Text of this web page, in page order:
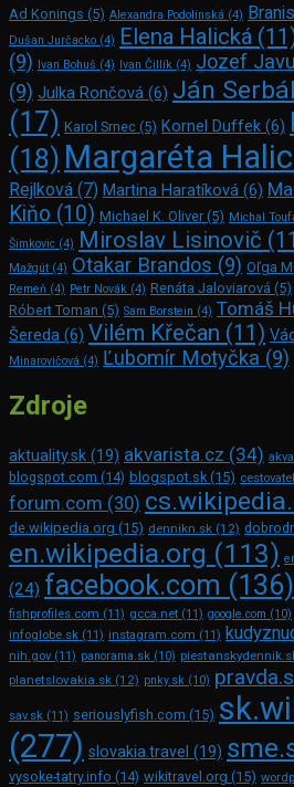
Ad Konings (5) Alexandra Podolinská (4)
Dušan Jurčacko (4) Elena Halická
(9) Ivan Bohuš (4) Ivan Čillík (4) Jozef
(9) Julka Rončová (6) Ján
(17) Karol Srnec (5) Kornel Duffek (6)
(18) Margaréta
Rejlková (7) Martina Haratíková (6)
Kiňo (10) Michael K. Oliver (5) Michal
Šimkovic (4) Miroslav Lisinovič
Mažgút (4) Otakar Brandos (9) Oľga
Remeň (4) Petr Novák (4) Renáta Jaloviarová (5)
Róbert Toman (5) Sam Bors­tein (4) Tomáš
Šereda (6) Vilém Křečan (11)
Minarovičová (4) Ľubomír Motyčka (9)
Zdroje
aktuality.sk (19) akvarista.cz (34)
blogspot.com (14) blogspot.sk (15)
forum.com (30)
de.wikipedia.org (15) dennikn.sk (12)
en.wikipedia.org (113)
(24) facebook.com (136)
fishprofiles.com (11) gcca.net (11) google.com (10)
infoglobe.sk (11) instagram.com (11)
nih.gov (11) panorama.sk (10)
planetslovakia.sk (12) pnky.sk (10)
sav.sk (11) seriouslyfish.com (15)
(277) slovakia.travel (19)
vysoke-tatry.info (14) wikitravel.org (15)